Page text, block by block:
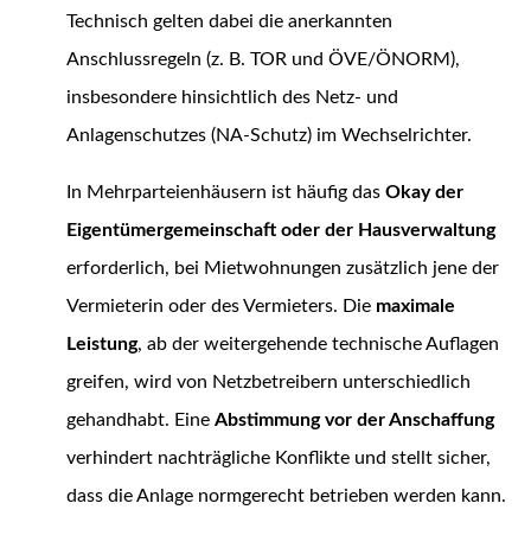
Technisch gelten dabei die anerkannten
Anschlussregeln (z. B. TOR und ÖVE/ÖNORM),
insbesondere hinsichtlich des Netz- und
Anlagenschutzes (NA-Schutz) im Wechselrichter.
In Mehrparteienhäusern ist häufig das Okay der
Eigentümergemeinschaft oder der Hausverwaltung
erforderlich, bei Mietwohnungen zusätzlich jene der
Vermieterin oder des Vermieters. Die maximale
Leistung, ab der weitergehende technische Auflagen
greifen, wird von Netzbetreibern unterschiedlich
gehandhabt. Eine Abstimmung vor der Anschaffung
verhindert nachträgliche Konflikte und stellt sicher,
dass die Anlage normgerecht betrieben werden kann.